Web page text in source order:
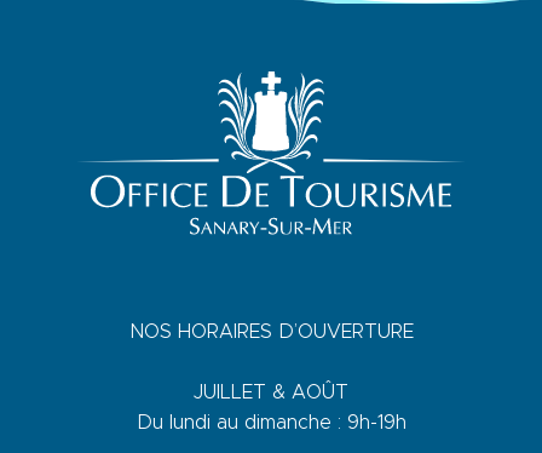
NOS HORAIRES D’OUVERTURE
JUILLET & AOÛT
Du lundi au dimanche : 9h-19h